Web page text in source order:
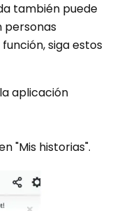
también puede
personas
siga estos
aplicación
"Mis historias".